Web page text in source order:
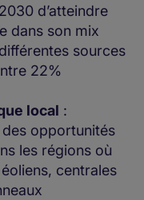
d’atteindre
dans son mix
sources
22%
local :
opportunités
les régions où
centrales